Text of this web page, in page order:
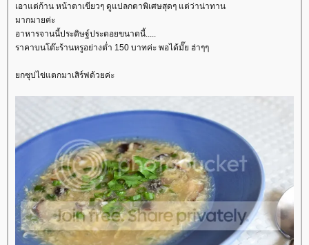
เอาแต่ก้าน หน้าตาเขียวๆ ดูแปลกตาพิเศษสุดๆ แต่ว่าน่าทาน
มากมายค่ะ
อาหารจานนี้ประดิษฐ์ประดอยขนาดนี้.....
ราคาบนโต๊ะร้านหรูอย่างต่ำ 150 บาทค่ะ พอได้มั๊ย ฮ่าๆๆ
กซุปไข่แตกมาเสิร์ฟด้วยค่ะ